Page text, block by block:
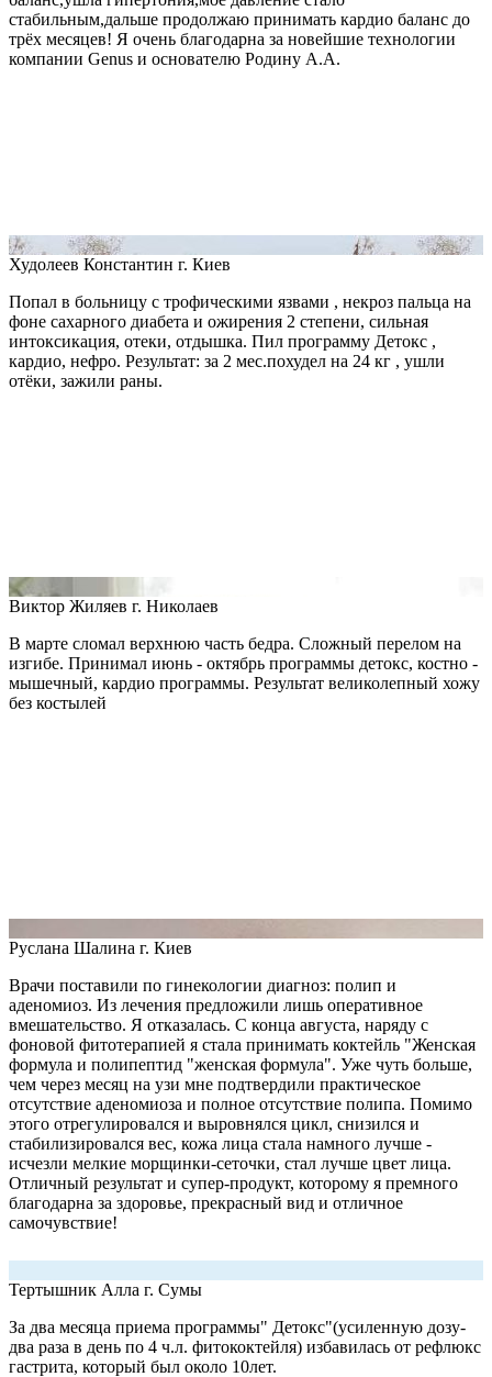
стабильным,дальше продолжаю принимать кардио баланс до
трёх месяцев! Я очень благодарна за новейшие технологии
компании Genus и основателю Родину А.А.
Худолеев Константин г. Киев
Попал в больницу с трофическими язвами , некроз пальца на
фоне сахарного диабета и ожирения 2 степени, сильная
интоксикация, отеки, отдышка. Пил программу Детокс ,
кардио, нефро. Результат: за 2 мес.похудел на 24 кг , ушли
отёки, зажили раны.
Виктор Жиляев г. Николаев
В марте сломал верхнюю часть бедра. Сложный перелом на
изгибе. Принимал июнь - октябрь программы детокс, костно -
мышечный, кардио программы. Результат великолепный хожу
без костылей
Руслана Шалина г. Киев
Врачи поставили по гинекологии диагноз: полип и
аденомиоз. Из лечения предложили лишь оперативное
вмешательство. Я отказалась. С конца августа, наряду с
фоновой фитотерапией я стала принимать коктейль "Женская
формула и полипептид "женская формула". Уже чуть больше,
чем через месяц на узи мне подтвердили практическое
отсутствие аденомиоза и полное отсутствие полипа. Помимо
этого отрегулировался и выровнялся цикл, снизился и
стабилизировался вес, кожа лица стала намного лучше -
исчезли мелкие морщинки-сеточки, стал лучше цвет лица.
Отличный результат и супер-продукт, которому я премного
благодарна за здоровье, прекрасный вид и отличное
самочувствие!
Тертышник Алла г. Сумы
За два месяца приема программы" Детокс"(усиленную дозу-
два раза в день по 4 ч.л. фитококтейля) избавилась от рефлюкс
гастрита, который был около 10лет.